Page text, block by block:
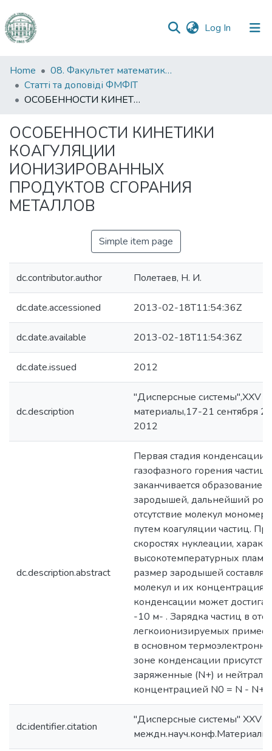
Log In (current)
Communities
&
Collections
Statistics
Home
08. Факультет математики, фізики та інформаційних технологій
Статті та доповіді ФМФІТ
ОСОБЕННОСТИ КИНЕТИКИ КОАГУЛЯЦИИ ИОНИЗИРОВАННЫХ ПРОДУКТОВ СГОРАНИЯ МЕТАЛЛОВ
ОСОБЕННОСТИ КИНЕТИКИ
КОАГУЛЯЦИИ
ИОНИЗИРОВАННЫХ
ПРОДУКТОВ СГОРАНИЯ
МЕТАЛЛОВ
Simple item page
dc.contributor.author Полетаев, Н. И.
dc.date.accessioned 2013-02-18T11:54:36Z
dc.date.available 2013-02-18T11:54:36Z
dc.date.issued 2012
dc.description
"Дисперсные системы",XXV
материалы,17-21 сентября
2012
dc.description.abstract
Первая стадия конденсации
газофазного горения частиц
заканчивается
зародышей, дальнейший
отсутствие молекул
путем коагуляции частиц.
скоростях нуклеации,
высокотемпературных
размер зародышей
молекул и их концентрация
конденсации может
-10 м- . Зарядка частиц в
легкоионизируемых
в основном
зоне конденсации
заряженные (N+) и
концентрацией N0 = N - N+.
dc.identifier.citation
"Дисперсные системы" XXV